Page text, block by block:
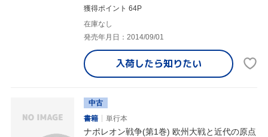
獲得ポイント 64P
在庫なし
発売年月日：2014/09/01
入荷したら知りたい
中古
書籍
単行本
ナポレオン戦争(第1巻) 欧州大戦と近代の原点